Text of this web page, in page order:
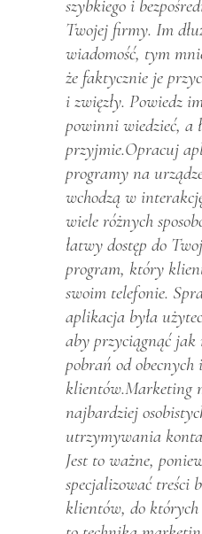
szybkiego i
Twojej firmy. Im
wiadomość, tym
że faktycznie je
i zwięzły. Powiedz
powinni wiedzieć, a
przyjmie.Opracuj
programy na
wchodzą w
wiele różnych
łatwy dostęp do
program, który
swoim telefonie.
aplikacja była
aby przyciągnąć
pobrań od
klientów.Marketing
najbardziej
utrzymywania
Jest to ważne,
specjalizować treści
klientów, do których